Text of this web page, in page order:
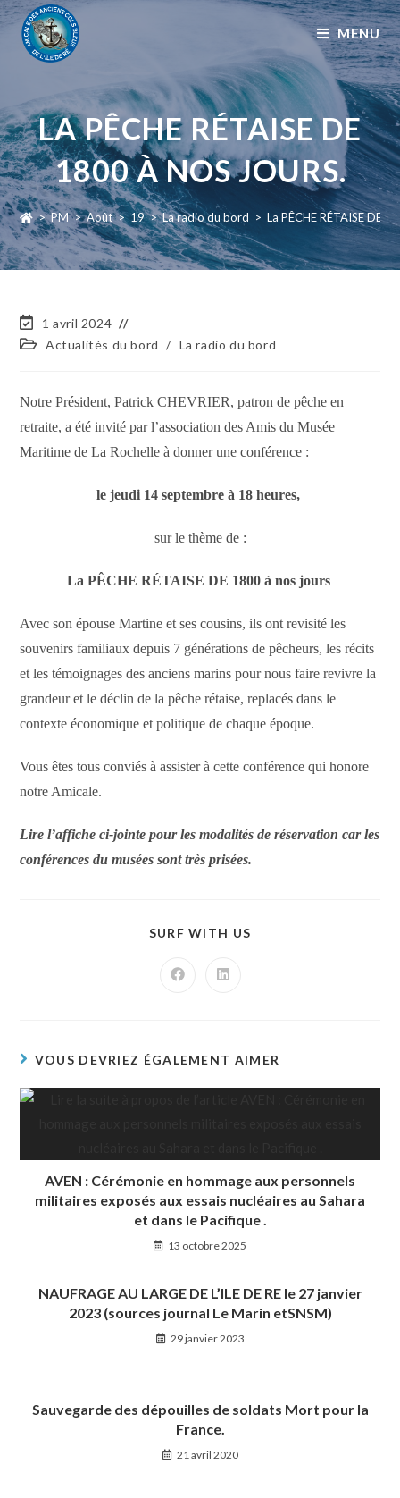
MENU
LA PÊCHE RÉTAISE DE
1800 À NOS JOURS.
> PM > Août > 19 > La radio du bord > La PÊCHE RÉTAISE DE
1 avril 2024
Actualités du bord
/ La radio du bord
Notre Président, Patrick CHEVRIER, patron de pêche en
retraite, a été invité par l’association des Amis du Musée
Maritime de La Rochelle à donner une conférence :
le jeudi 14 septembre à 18 heures,
sur le thème de :
La PÊCHE RÉTAISE DE 1800 à nos jours
Avec son épouse Martine et ses cousins, ils ont revisité les
souvenirs familiaux depuis 7 générations de pêcheurs, les récits
et les témoignages des anciens marins pour nous faire revivre la
grandeur et le déclin de la pêche rétaise, replacés dans le
contexte économique et politique de chaque époque.
Vous êtes tous conviés à assister à cette conférence qui honore
notre Amicale.
Lire l’affiche ci-jointe pour les modalités de réservation car les
conférences du musées sont très prisées.
SURF WITH US
VOUS DEVRIEZ ÉGALEMENT AIMER
AVEN : Cérémonie en hommage aux personnels
militaires exposés aux essais nucléaires au Sahara
et dans le Pacifique .
13 octobre 2025
NAUFRAGE AU LARGE DE L’ILE DE RE le 27 janvier
2023 (sources journal Le Marin etSNSM)
29 janvier 2023
Sauvegarde des dépouilles de soldats Mort pour la
France.
21 avril 2020